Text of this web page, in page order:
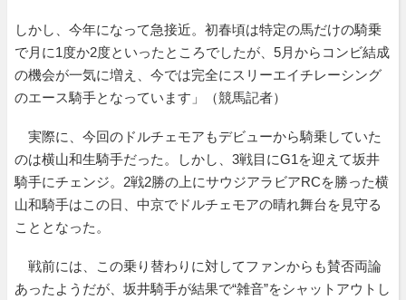
しかし、今年になって急接近。初春頃は特定の馬だけの騎乗
で月に1度か2度といったところでしたが、5月からコンビ結成
の機会が一気に増え、今では完全にスリーエイチレーシング
のエース騎手となっています」（競馬記者）
実際に、今回のドルチェモアもデビューから騎乗していた
のは横山和生騎手だった。しかし、3戦目にG1を迎えて坂井
騎手にチェンジ。2戦2勝の上にサウジアラビアRCを勝った横
山和騎手はこの日、中京でドルチェモアの晴れ舞台を見守る
こととなった。
戦前には、この乗り替わりに対してファンからも賛否両論
あったようだが、坂井騎手が結果で“雑音”をシャットアウトし